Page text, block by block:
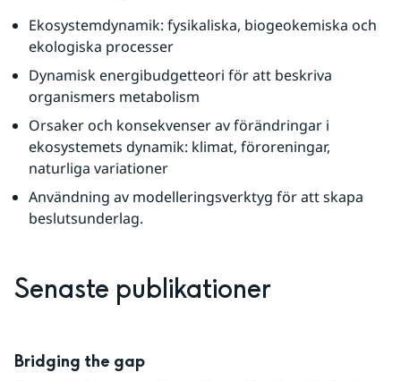
Ekosystemdynamik: fysikaliska, biogeokemiska och
ekologiska processer
Dynamisk energibudgetteori för att beskriva
organismers metabolism
Orsaker och konsekvenser av förändringar i
ekosystemets dynamik: klimat, föroreningar,
naturliga variationer
Användning av modelleringsverktyg för att skapa
beslutsunderlag.
Senaste publikationer
Bridging the gap